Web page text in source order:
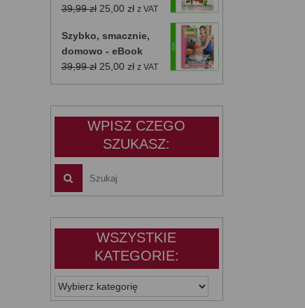
39,99zł Pierwotna
wynosiła:
39,99 zł.
25,00 złAktualna
wynosi:
25,00 zł.
z VAT
Szybko, smacznie,
domowo - eBook
39,99zł Pierwotna
cena
25,00 złAktualna
cena
z VAT
WPISZ CZEGO
SZUKASZ:
WSZYSTKIE
KATEGORIE:
WSZYSTKIE
KATEGORIE: